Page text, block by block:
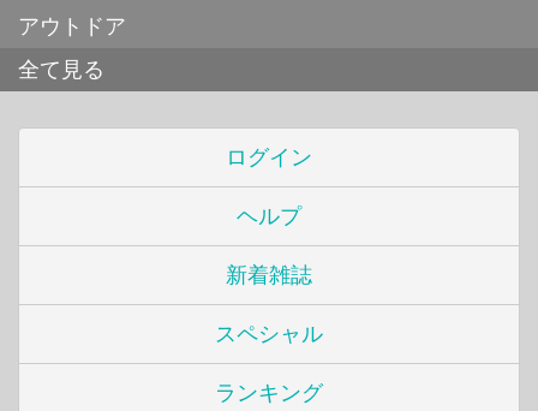
アウトドア
全て見る
ログイン
ヘルプ
新着雑誌
スペシャル
ランキング